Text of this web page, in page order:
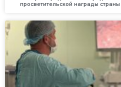
просветительской награды страны